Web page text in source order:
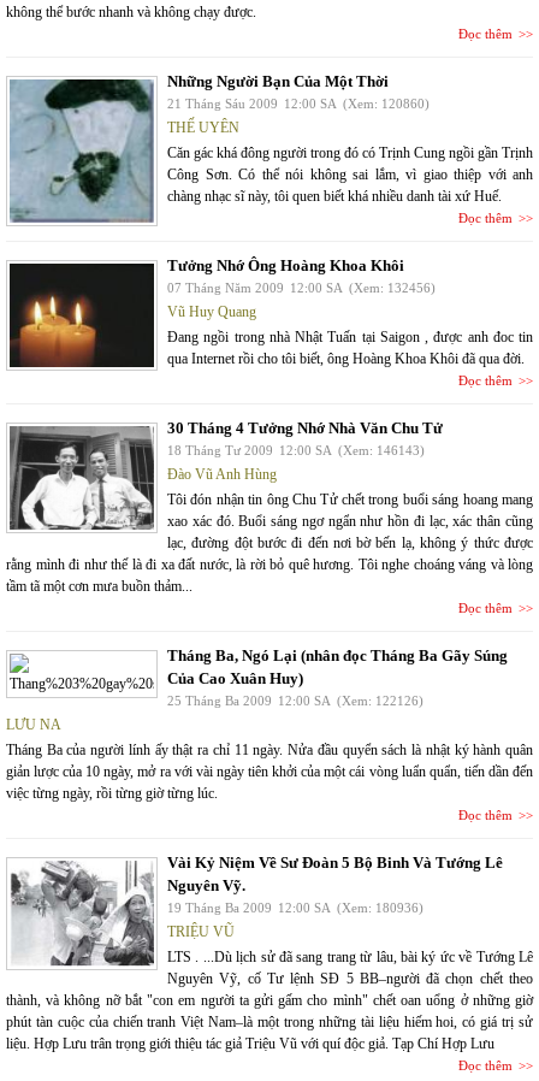
không thể bước nhanh và không chạy được.
Đọc thêm
Những Người Bạn Của Một Thời
21 Tháng Sáu 2009 12:00 SA (Xem: 120860)
THẾ UYÊN
Căn gác khá đông người trong đó có Trịnh Cung ngồi gần Trịnh
Công Sơn. Có thể nói không sai lắm, vì giao thiệp với anh
chàng nhạc sĩ này, tôi quen biết khá nhiều danh tài xứ Huế.
Đọc thêm
Tưởng Nhớ Ông Hoàng Khoa Khôi
07 Tháng Năm 2009 12:00 SA (Xem: 132456)
Vũ Huy Quang
Đang ngồi trong nhà Nhật Tuấn tại Saigon , được anh đoc tin
qua Internet rồi cho tôi biết, ông Hoàng Khoa Khôi đã qua đời.
Đọc thêm
30 Tháng 4 Tưởng Nhớ Nhà Văn Chu Tử
18 Tháng Tư 2009 12:00 SA (Xem: 146143)
Đào Vũ Anh Hùng
Tôi đón nhận tin ông Chu Tử chết trong buổi sáng hoang mang
xao xác đó. Buổi sáng ngơ ngẩn như hồn đi lạc, xác thân cũng
lạc, đường đột bước đi đến nơi bờ bến lạ, không ý thức được
rằng mình đi như thế là đi xa đất nước, là rời bỏ quê hương. Tôi nghe choáng váng và lòng
tầm tã một cơn mưa buồn thảm...
Đọc thêm
Tháng Ba, Ngó Lại (nhân đọc Tháng Ba Gãy Súng
Của Cao Xuân Huy)
25 Tháng Ba 2009 12:00 SA (Xem: 122126)
LƯU NA
Tháng Ba của người lính ấy thật ra chỉ 11 ngày. Nửa đầu quyển sách là nhật ký hành quân
giản lược của 10 ngày, mở ra với vài ngày tiên khởi của một cái vòng luẩn quẩn, tiến dần đến
việc từng ngày, rồi từng giờ từng lúc.
Đọc thêm
Vài Kỷ Niệm Về Sư Đoàn 5 Bộ Binh Và Tướng Lê
Nguyên Vỹ.
19 Tháng Ba 2009 12:00 SA (Xem: 180936)
TRIỆU VŨ
LTS . ...Dù lịch sử đã sang trang từ lâu, bài ký ức về Tướng Lê
Nguyên Vỹ, cố Tư lệnh SĐ 5 BB–người đã chọn chết theo
thành, và không nỡ bắt "con em người ta gửi gấm cho mình" chết oan uổng ở những giờ
phút tàn cuộc của chiến tranh Việt Nam–là một trong những tài liệu hiếm hoi, có giá trị sử
liệu. Hợp Lưu trân trọng giới thiệu tác giả Triệu Vũ với quí độc giả. Tạp Chí Hợp Lưu
Đọc thêm